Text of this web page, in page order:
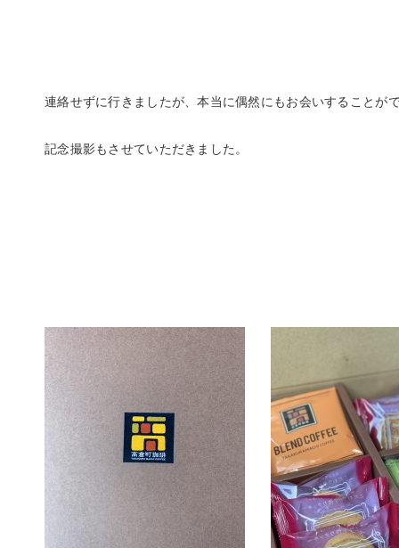
連絡せずに行きましたが、本当に偶然にもお会いすることが
記念撮影もさせていただきました。